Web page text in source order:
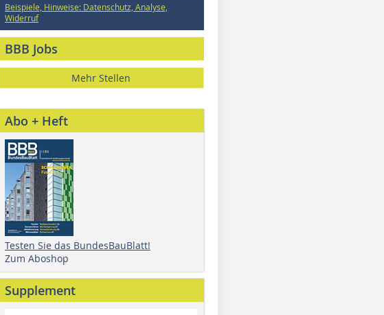
Beispiele, Hinweise: Datenschutz, Analyse,
Widerruf
BBB Jobs
Mehr Stellen
Abo + Heft
Testen Sie das BundesBauBlatt!
Zum Aboshop
Supplement